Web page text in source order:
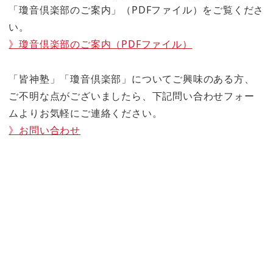
「瓊音倶楽部のご案内」（PDFファイル）をご覧くださ
い。
》瓊音倶楽部のご案内（PDFファイル）
「皆神塾」「瓊音倶楽部」についてご興味のある方、
ご不明な点がございましたら、下記問い合わせフォー
ムよりお気軽にご連絡ください。
》お問い合わせ